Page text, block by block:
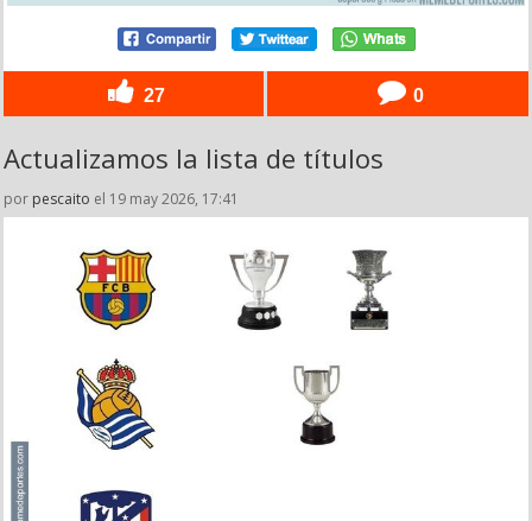
27 0
Actualizamos la lista de títulos
por pescaito el 19 may 2026, 17:41